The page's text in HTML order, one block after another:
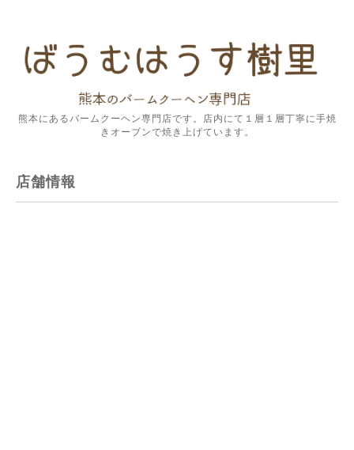
熊本にあるバームクーヘン専門店です。店内にて１層１層丁寧に手焼
きオーブンで焼き上げています。
店舗情報